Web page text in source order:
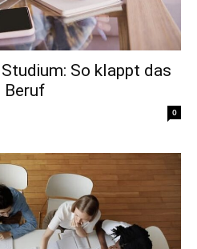
So klappt das
Beruf
0